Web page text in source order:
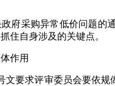
府采购异常低价问题的
住自身涉及的关键点。
作用
文要求评审委员会要依